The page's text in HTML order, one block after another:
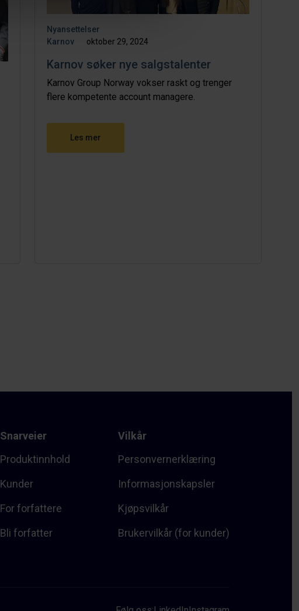
Nyansettelser
Karnov
oktober 29, 2024
Karnov søker nye salgstalenter
Karnov Group Norway vokser raskt og trenger
flere kompetente account managere.
Les mer
Snarveier
Produktinnhold
Kunder
For forfattere
Bli forfatter
Vilkår
Personvernerklæring
Informasjonskapsler
Kjøpsvilkår
Brukervilkår (for kunder)